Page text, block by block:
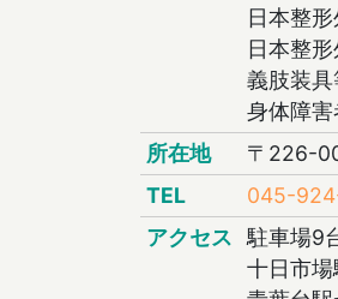
日本整
日本整
義肢装
身体障害
所在地
〒226-
TEL
045-
アクセス
駐車場9
十日市